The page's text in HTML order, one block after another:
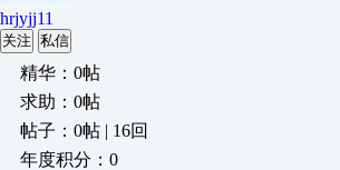
hrjyjj11
关注 私信
精华：0帖
求助：0帖
帖子：0帖 | 16回
年度积分：0